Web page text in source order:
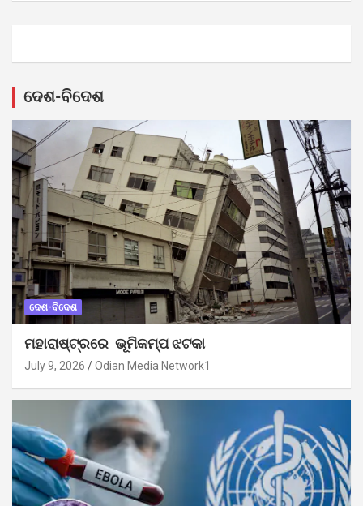
ଦେଶ-ବିଦେଶ
ଦେଶ-ବିଦେଶ
ମହାରାଷ୍ଟ୍ରରେ ଭୂମିକମ୍ପ ଝଟକା
July 9, 2026 Odian Media Network1